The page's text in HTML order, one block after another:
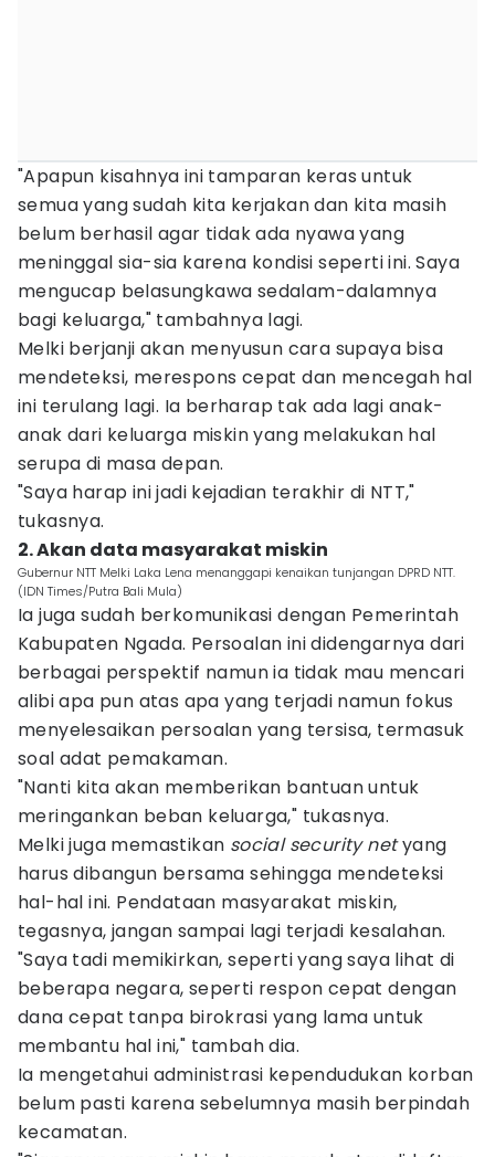
"Apapun kisahnya ini tamparan keras untuk
semua yang sudah kita kerjakan dan kita masih
belum berhasil agar tidak ada nyawa yang
meninggal sia-sia karena kondisi seperti ini. Saya
mengucap belasungkawa sedalam-dalamnya
bagi keluarga," tambahnya lagi.
Melki berjanji akan menyusun cara supaya bisa
mendeteksi, merespons cepat dan mencegah hal
ini terulang lagi. Ia berharap tak ada lagi anak-
anak dari keluarga miskin yang melakukan hal
serupa di masa depan.
"Saya harap ini jadi kejadian terakhir di NTT,"
tukasnya.
2. Akan data masyarakat miskin
Gubernur NTT Melki Laka Lena menanggapi kenaikan tunjangan DPRD NTT.
(IDN Times/Putra Bali Mula)
Ia juga sudah berkomunikasi dengan Pemerintah
Kabupaten Ngada. Persoalan ini didengarnya dari
berbagai perspektif namun ia tidak mau mencari
alibi apa pun atas apa yang terjadi namun fokus
menyelesaikan persoalan yang tersisa, termasuk
soal adat pemakaman.
"Nanti kita akan memberikan bantuan untuk
meringankan beban keluarga," tukasnya.
Melki juga memastikan social security netyang
harus dibangun bersama sehingga mendeteksi
hal-hal ini. Pendataan masyarakat miskin,
tegasnya, jangan sampai lagi terjadi kesalahan.
"Saya tadi memikirkan, seperti yang saya lihat di
beberapa negara, seperti respon cepat dengan
dana cepat tanpa birokrasi yang lama untuk
membantu hal ini," tambah dia.
Ia mengetahui administrasi kependudukan korban
belum pasti karena sebelumnya masih berpindah
kecamatan.